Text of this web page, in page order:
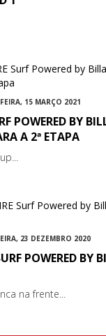
15 MARÇO 2021
POWERED BY
A 2ª ETAPA
23 DEZEMBRO 2020
POWERED BY
na frente...